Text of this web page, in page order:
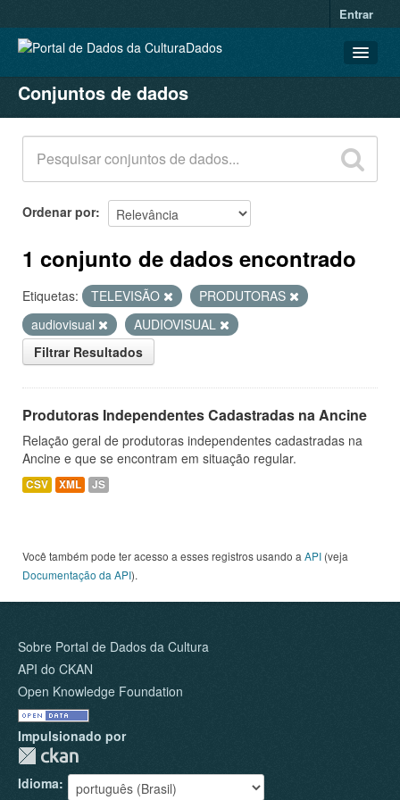
Entrar
CONJUNTOS DE DADOS
ORGANIZAÇÕES
GRUPOS
SOBRE
Conjuntos de dados
Ordenar por
1 conjunto de dados encontrado
Etiquetas: TELEVISÃO
PRODUTORAS
audiovisual
AUDIOVISUAL
Filtrar Resultados
Produtoras Independentes Cadastradas na Ancine
Relação geral de produtoras independentes cadastradas na
Ancine e que se encontram em situação regular.
CSV XML JS
Você também pode ter acesso a esses registros usando a API (veja
Documentação da API).
Sobre Portal de Dados da Cultura
API do CKAN
Open Knowledge Foundation
Impulsionado por
Idioma